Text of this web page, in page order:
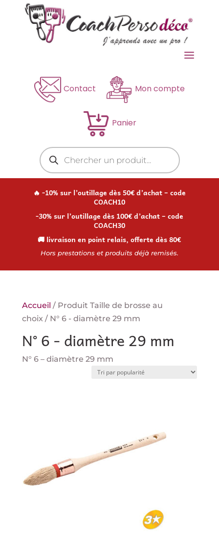
a
Contact Mon compte
Panier
Recherche
de
produits
🔥 -10% sur l’outillage dès 50€ d’achat – code
COACH10
-30% sur l’outillage dès 100€ d’achat – code
COACH30
🚚 livraison en point relais, offerte dès 80€
Hors prestations et produits déjà remisés.
Accueil / Produit Taille de brosse au
choix / N° 6 - diamètre 29 mm
N° 6 - diamètre 29 mm
N° 6 – diamètre 29 mm